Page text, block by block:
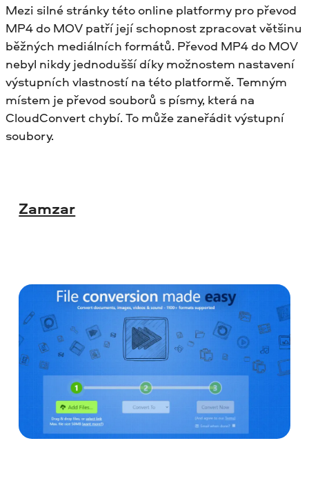
Mezi silné stránky této online platformy pro převod
MP4 do MOV patří její schopnost zpracovat většinu
běžných mediálních formátů. Převod MP4 do MOV
nebyl nikdy jednodušší díky možnostem nastavení
výstupních vlastností na této platformě. Temným
místem je převod souborů s písmy, která na
CloudConvert chybí. To může zaneřádit výstupní
soubory.
Zamzar